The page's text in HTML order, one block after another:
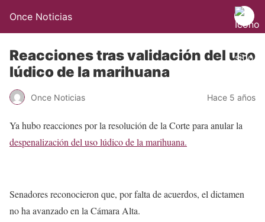
Once Noticias
Reacciones tras validación del uso
lúdico de la marihuana
Once Noticias Hace 5 años
Ya hubo reacciones por la resolución de la Corte para anular la
despenalización del uso lúdico de la marihuana.
Senadores reconocieron que, por falta de acuerdos, el dictamen
no ha avanzado en la Cámara Alta.